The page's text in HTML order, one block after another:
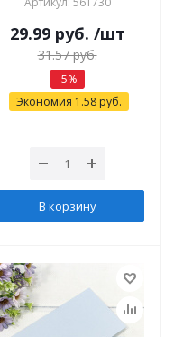
29.99руб. /шт
31.57руб.
-5%
Экономия 1.58руб.
В корзину